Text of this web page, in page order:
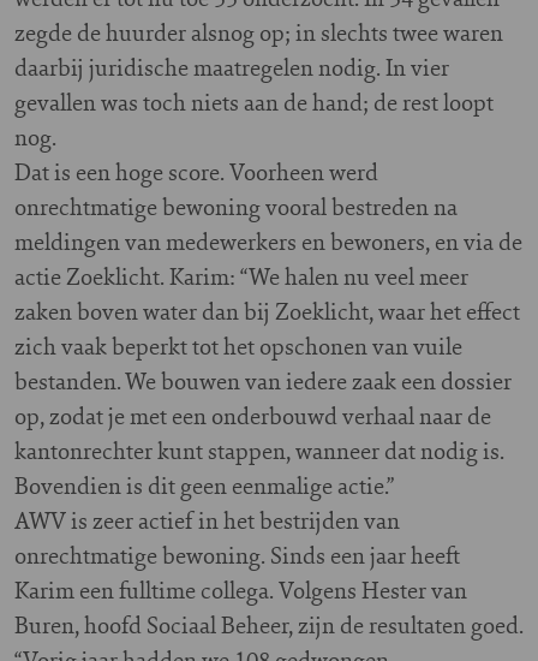
zegde de huurder alsnog op; in slechts twee waren
daarbij juridische maatregelen nodig. In vier
gevallen was toch niets aan de hand; de rest loopt
nog.
Dat is een hoge score. Voorheen werd
onrechtmatige bewoning vooral bestreden na
meldingen van medewerkers en bewoners, en via de
actie Zoeklicht. Karim: “We halen nu veel meer
zaken boven water dan bij Zoeklicht, waar het effect
zich vaak beperkt tot het opschonen van vuile
bestanden. We bouwen van iedere zaak een dossier
op, zodat je met een onderbouwd verhaal naar de
kantonrechter kunt stappen, wanneer dat nodig is.
Bovendien is dit geen eenmalige actie.”
AWV is zeer actief in het bestrijden van
onrechtmatige bewoning. Sinds een jaar heeft
Karim een fulltime collega. Volgens Hester van
Buren, hoofd Sociaal Beheer, zijn de resultaten goed.